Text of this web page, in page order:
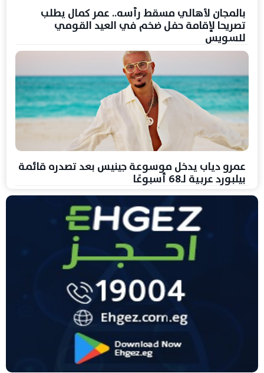
بالمجان لأهالي مسقط رأسه.. عمر كمال يطلب
تصريحا لإقامة حفل ضخم في العيد القومي
للسويس
عمرو دياب يدخل موسوعة جينيس بعد تصدره قائمة
بيلبورد عربية لـ68 أسبوعًا